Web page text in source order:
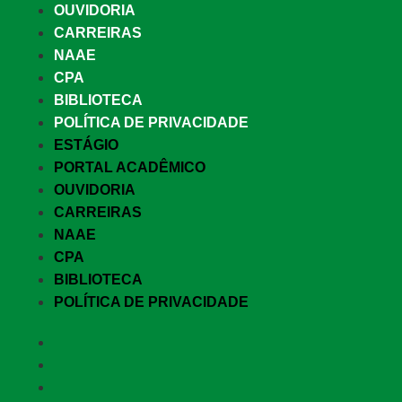
OUVIDORIA
CARREIRAS
NAAE
CPA
BIBLIOTECA
POLÍTICA DE PRIVACIDADE
ESTÁGIO
PORTAL ACADÊMICO
OUVIDORIA
CARREIRAS
NAAE
CPA
BIBLIOTECA
POLÍTICA DE PRIVACIDADE